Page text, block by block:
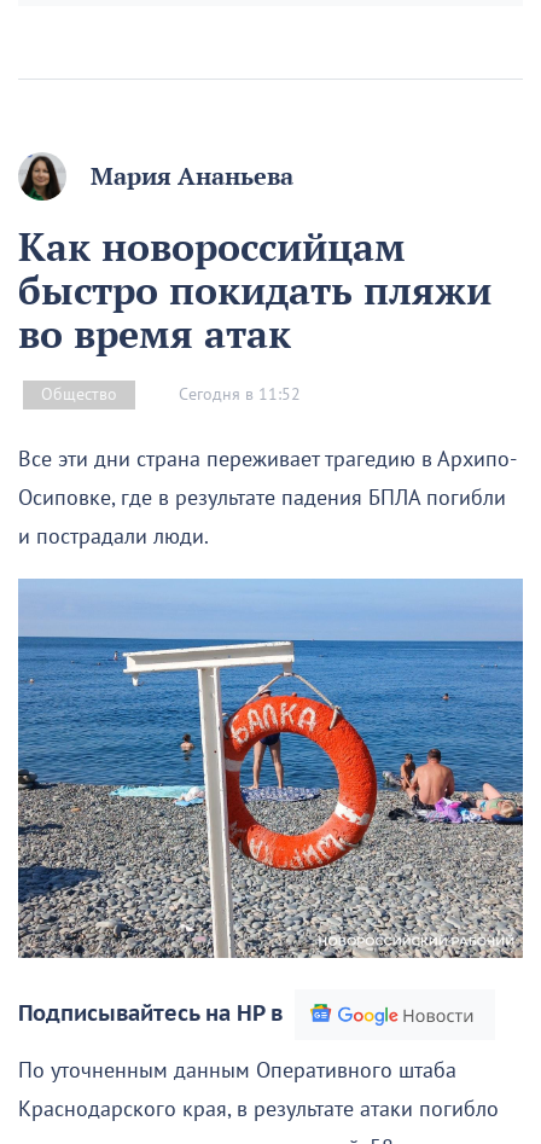
Мария Ананьева
Как новороссийцам
быстро покидать пляжи
во время атак
Общество Сегодня в 11:52
Все эти дни страна переживает трагедию в Архипо-
Осиповке, где в результате падения БПЛА погибли
и пострадали люди.
Подписывайтесь на НР в
По уточненным данным Оперативного штаба
Краснодарского края, в результате атаки погибло